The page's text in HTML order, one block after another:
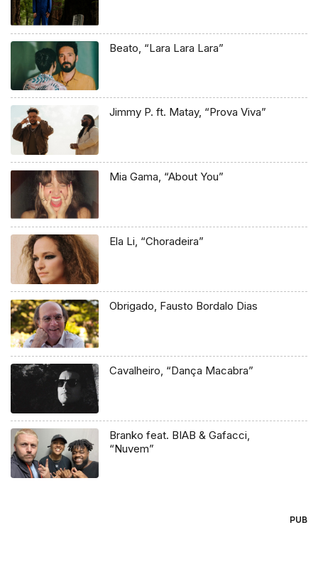
Beato, “Lara Lara Lara”
Jimmy P. ft. Matay, “Prova Viva”
Mia Gama, “About You”
Ela Li, “Choradeira”
Obrigado, Fausto Bordalo Dias
Cavalheiro, “Dança Macabra”
Branko feat. BIAB & Gafacci,
“Nuvem”
PUB